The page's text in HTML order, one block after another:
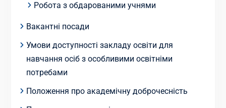
Робота з обдарованими учнями
Вакантні посади
Умови доступності закладу освіти для
навчання осіб з особливими освітніми
потребами
Положення про академічну доброчесність